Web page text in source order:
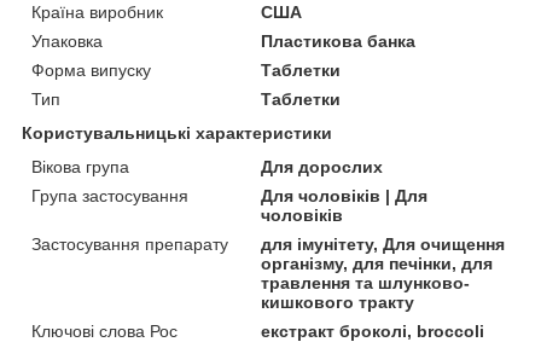
Країна виробник
США
Упаковка
Пластикова банка
Форма випуску
Таблетки
Тип
Таблетки
Користувальницькі характеристики
Вікова група
Для дорослих
Група застосування
Для чоловіків | Для
чоловіків
Застосування препарату
для імунітету, Для очищення
організму, для печінки, для
травлення та шлунково-
кишкового тракту
Ключові слова Рос
екстракт броколі, broccoli